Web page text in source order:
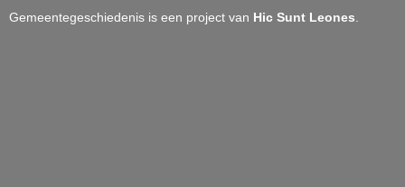
Gemeentegeschiedenis is een project van Hic Sunt Leones